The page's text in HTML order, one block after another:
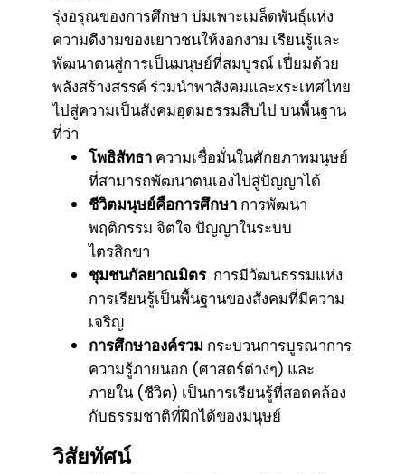
รุ่งอรุณของการศึกษา บ่มเพาะเมล็ดพันธุ์แห่ง
ความดีงามของเยาวชนให้งอกงาม เรียนรู้และ
พัฒนาตนสู่การเป็นมนุษย์ที่สมบูรณ์ เปี่ยมด้วย
พลังสร้างสรรค์ ร่วมนำพาสังคมและxระเทศไทย
ไปสู่ความเป็นสังคมอุดมธรรมสืบไป บนพื้นฐาน
ที่ว่า
โพธิสัทธา ความเชื่อมั่นในศักยภาพมนุษย์
ที่สามารถพัฒนาตนเองไปสู่ปัญญาได้
ชีวิตมนุษย์คือการศึกษา การพัฒนา
พฤติกรรม จิตใจ ปัญญาในระบบ
ไตรสิกขา
ชุมชนกัลยาณมิตรการมีวัฒนธรรมแห่ง
การเรียนรู้เป็นพื้นฐานของสังคมที่มีความ
เจริญ
การศึกษาองค์รวม กระบวนการบูรณาการ
ความรู้ภายนอก (ศาสตร์ต่างๆ) และ
ภายใน (ชีวิต) เป็นการเรียนรู้ที่สอดคล้อง
กับธรรมชาติที่ฝึกได้ของมนุษย์
วิสัยทัศน์